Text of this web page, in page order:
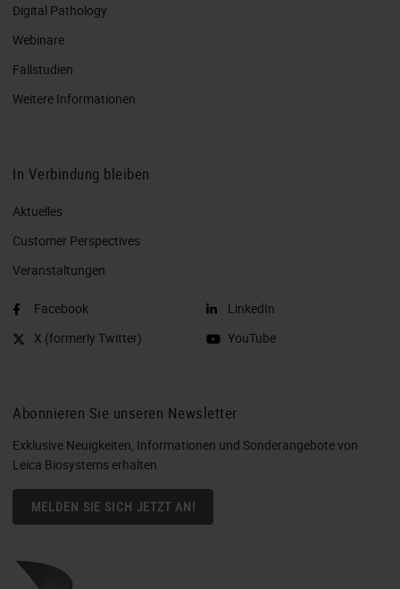
Digital Pathology
Webinare
Fallstudien
Weitere Informationen
In Verbindung bleiben
Aktuelles
Customer Perspectives​
Veranstaltungen
Facebook
X (formerly Twitter)
LinkedIn
YouTube
Abonnieren Sie unseren Newsletter
Exklusive Neuigkeiten, Informationen und Sonderangebote von
Leica Biosystems erhalten
MELDEN SIE SICH JETZT AN!